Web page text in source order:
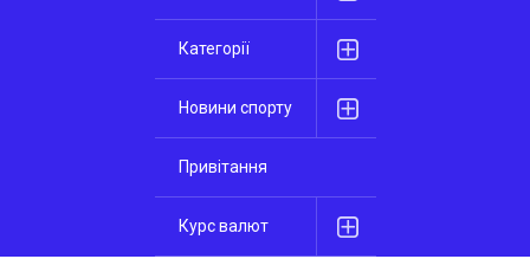
Категорії
Новини спорту
Привітання
Курс валют